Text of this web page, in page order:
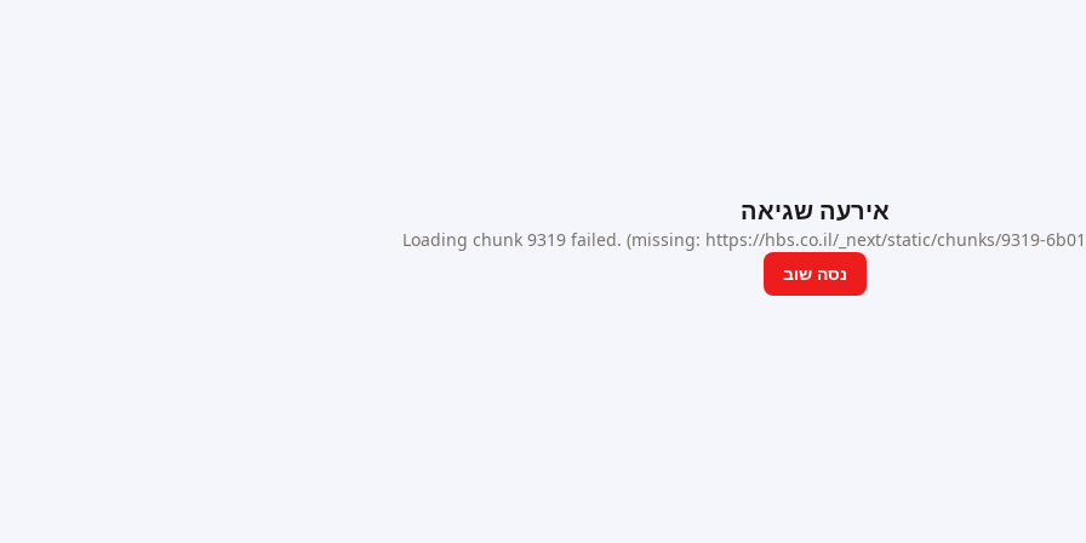
אירעה שגיאה
Loading chunk 9319 failed. (missing: https://hbs.co.il/_next/static/chunks/9319-
נסה שוב